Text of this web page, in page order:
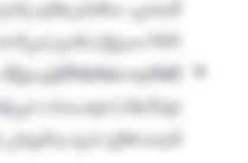
Ask سریع‌تر تغییر می‌کنند.
فعالیت معامله‌گران
نهنگ‌ها یا موسسات
قیمت‌های خرید و فروش